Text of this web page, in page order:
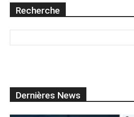
Recherche
Dernières News